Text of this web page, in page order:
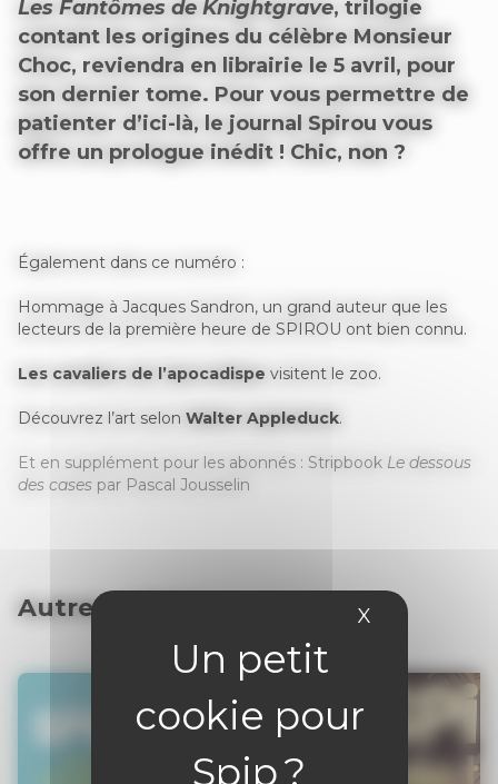
X Masquer le
Les Fantômes de Knightgrave, trilogie
contant les origines du célèbre Monsieur
Choc, reviendra en librairie le 5 avril, pour
son dernier tome. Pour vous permettre de
patienter d’ici-là, le journal Spirou vous
offre un prologue inédit ! Chic, non ?
Également dans ce numéro :
Hommage à Jacques Sandron, un grand auteur que les
lecteurs de la première heure de SPIROU ont bien connu.
Les cavaliers de l’apocadispe visitent le zoo.
Découvrez l’art selon Walter Appleduck.
Et en supplément pour les abonnés : Stripbook Le dessous
des cases par Pascal Jousselin
Autres articles